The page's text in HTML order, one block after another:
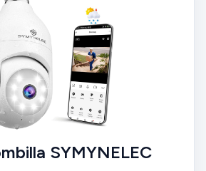
SYMYNELEC